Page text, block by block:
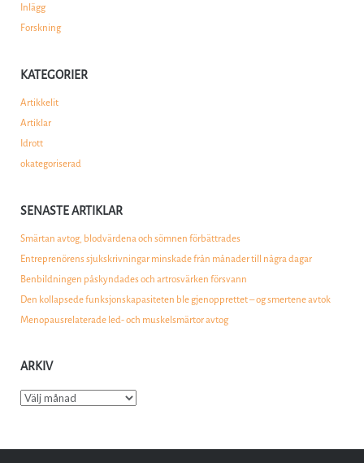
Inlägg
Forskning
KATEGORIER
Artikkelit
Artiklar
Idrott
okategoriserad
SENASTE ARTIKLAR
Smärtan avtog, blodvärdena och sömnen förbättrades
Entreprenörens sjukskrivningar minskade från månader till några dagar
Benbildningen påskyndades och artrosvärken försvann
Den kollapsede funksjonskapasiteten ble gjenopprettet – og smertene avtok
Menopausrelaterade led- och muskelsmärtor avtog
ARKIV
Arkiv